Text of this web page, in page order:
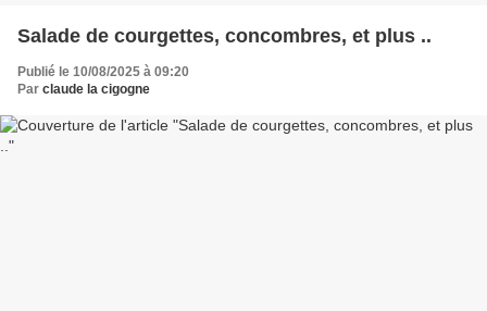
Salade de courgettes, concombres, et plus ..
Publié le 10/08/2025 à 09:20
Par claude la cigogne